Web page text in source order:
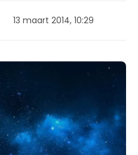
13 maart 2014, 10:29